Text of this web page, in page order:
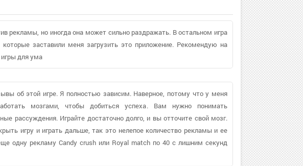
рекламы, но иногда она может сильно раздражать. В остальном игра
заставили меня загрузить это приложение. Рекомендую на
для ума
об этой игре. Я полностью зависим. Наверное, потому что у меня
мозгами, чтобы добиться успеха. Вам нужно понимать
рассуждения. Играйте достаточно долго, и вы отточите свой мозг.
игру и играть дальше, так это нелепое количество рекламы и ее
одну рекламу Candy crush или Royal match по 40 с лишним секунд